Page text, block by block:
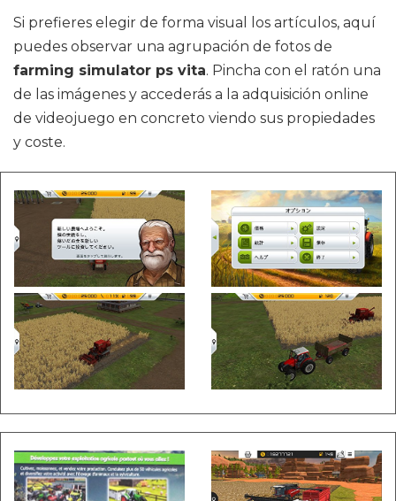
Si prefieres elegir de forma visual los artículos, aquí
puedes observar una agrupación de fotos de
farming simulator ps vita. Pincha con el ratón una
de las imágenes y accederás a la adquisición online
de videojuego en concreto viendo sus propiedades
y coste.